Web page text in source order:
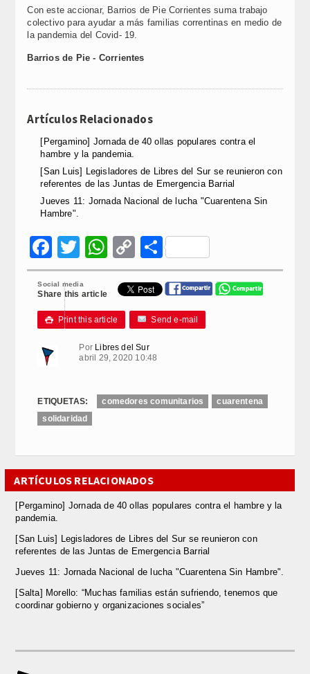
Con este accionar, Barrios de Pie Corrientes suma trabajo
colectivo para ayudar a más familias correntinas en medio de
la pandemia del Covid- 19.
Barrios de Pie - Corrientes
Artículos Relacionados
[Pergamino] Jornada de 40 ollas populares contra el
hambre y la pandemia.
[San Luis] Legisladores de Libres del Sur se reunieron con
referentes de las Juntas de Emergencia Barrial
Jueves 11: Jornada Nacional de lucha "Cuarentena Sin
Hambre".
Facebook
Twitter
WhatsApp
Copy
Link
Compartir
Social media
Share this article
 Print this article Send e-mail
Por Libres del Sur
abril 29, 2020 10:48
ETIQUETAS: comedores comunitarios
cuarentena
solidaridad
ARTÍCULOS RELACIONADOS
[Pergamino] Jornada de 40 ollas populares contra el hambre y la
pandemia.
[San Luis] Legisladores de Libres del Sur se reunieron con
referentes de las Juntas de Emergencia Barrial
Jueves 11: Jornada Nacional de lucha "Cuarentena Sin Hambre".
[Salta] Morello: “Muchas familias están sufriendo, tenemos que
coordinar gobierno y organizaciones sociales”